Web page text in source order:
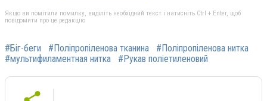
Якщо ви помітили помилку, виділіть необхідний текст і натисніть Ctrl + Enter, щоб
повідомити про це редакцію
#Біг-беги #Поліпропіленова тканина
#Поліпропіленова нитка
#мультифиламентная нитка
#Рукав поліетиленовий